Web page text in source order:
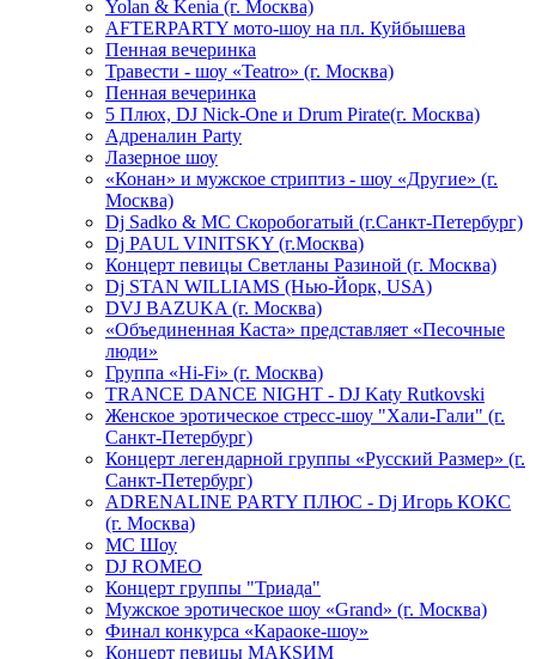
Yolan & Kenia (г. Москва)
AFTERPARTY мото-шоу на пл. Куйбышева
Пенная вечеринка
Травести - шоу «Teatro» (г. Москва)
Пенная вечеринка
5 Плюх, DJ Nick-One и Drum Pirate(г. Москва)
Адреналин Party
Лазерное шоу
«Конан» и мужское стриптиз - шоу «Другие» (г.
Москва)
Dj Sadko & МС Скоробогатый (г.Санкт-Петербург)
Dj PAUL VINITSKY (г.Москва)
Концерт певицы Светланы Разиной (г. Москва)
Dj STAN WILLIAMS (Нью-Йорк, USA)
DVJ BAZUKA (г. Москва)
«Объединенная Каста» представляет «Песочные
люди»
Группа «Hi-Fi» (г. Москва)
TRANCE DANCE NIGHT - DJ Katy Rutkovski
Женское эротическое стресс-шоу "Хали-Гали" (г.
Санкт-Петербург)
Концерт легендарной группы «Русский Размер» (г.
Санкт-Петербург)
ADRENALINE PARTY ПЛЮС - Dj Игорь КОКС
(г. Москва)
MC Шоу
DJ ROMEO
Концерт группы "Триада"
Мужское эротическое шоу «Grand» (г. Москва)
Финал конкурса «Караоке-шоу»
Концерт певицы МАКSИМ